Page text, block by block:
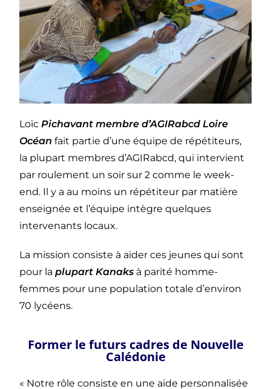
LoïcPichavant membre d’AGIRabcd Loire
Océan fait partie d’une équipe de répétiteurs,
la plupart membres d’AGIRabcd, qui intervient
par roulement un soir sur 2 comme le week-
end. Il y a au moins un répétiteur par matière
enseignée et l’équipe intègre quelques
intervenants locaux.
La mission consiste à aider ces jeunes qui sont
pour laplupart Kanaks à parité homme-
femmes pour une population totale d’environ
70 lycéens.
Former le futurs cadres de Nouvelle
Calédonie
« Notre rôle consiste en une aide personnalisée